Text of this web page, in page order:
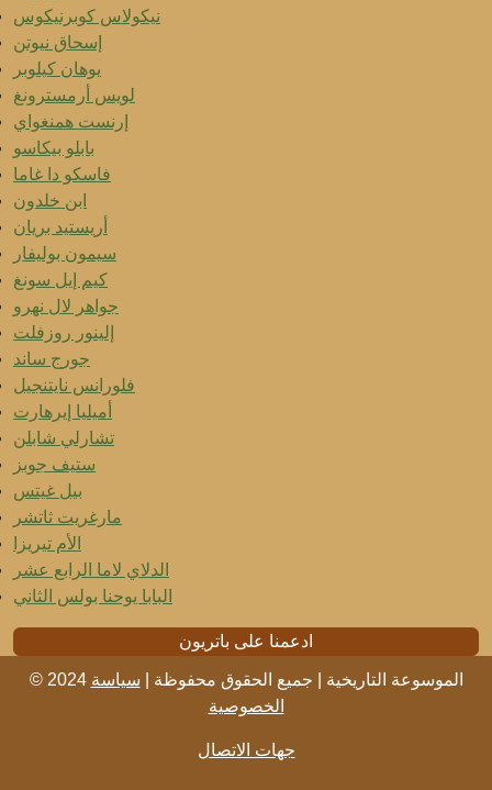
نيكولاس كوبرنيكوس
إسحاق نيوتن
يوهان كيلوبر
لويس أرمسترونغ
إرنست همنغواي
بابلو بيكاسو
فاسكو دا غاما
ابن خلدون
أريستيد بريان
سيمون بوليفار
كيم إيل سونغ
جواهر لال نهرو
إلينور روزفلت
جورج ساند
فلورانس نايتنجيل
أميليا إيرهارت
تشارلي شابلن
ستيف جوبز
بيل غيتس
مارغريت ثاتشر
الأم تيريزا
الدلاي لاما الرابع عشر
البابا يوحنا بولس الثاني
ادعمنا على باتريون
© 2024 الموسوعة التاريخية | جميع الحقوق محفوظة | سياسة
الخصوصية
جهات الاتصال